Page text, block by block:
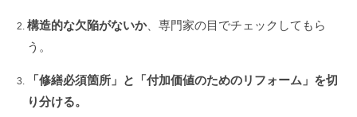
構造的な欠陥がないか、専門家の目でチェックしてもら
う。
「修繕必須箇所」と「付加価値のためのリフォーム」を切
り分ける。